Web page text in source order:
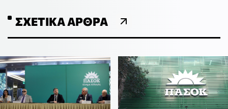
ΣΧΕΤΙΚΆ ΆΡΘΡΑ